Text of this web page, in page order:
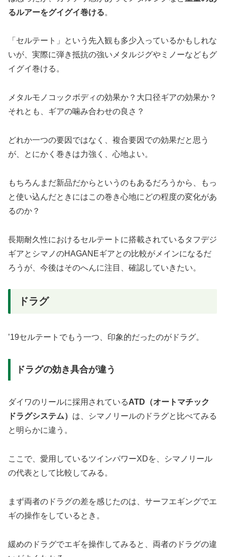
るルアーをグイグイ巻ける。
「セルテート」という先入観も多少入っているかもしれな
いが、実際に弾き抵抗の強いメタルジグやミノーなどもグ
イグイ巻ける。
メタルモノコックボディの効果か？大口径ギアの効果か？
それとも、ギアの噛み合わせの良さ？
どれか一つの要因ではなく、複合要因での効果だと思う
が、とにかく巻きは力強く、心地よい。
もちろんまだ新品だからというのもあるだろうから、もっ
と使い込んだときにはこの巻き心地にどの程度の変化があ
るのか？
長期耐久性におけるセルテートに搭載されているタフデジ
ギアとシマノのHAGANEギアとの比較がメインになるだ
ろうが、今後はそのへんに注目、確認していきたい。
ドラグ
’19セルテートでもう一つ、印象的だったのがドラグ。
ドラグの効き具合が違う
ダイワのリールに採用されているATD（オートマチック
ドラグシステム） は、シマノリールのドラグと比べてみる
と明らかに違う。
ここで、愛用しているツインパワーXDを、シマノリール
の代表として比較してみる。
まず両者のドラグの差を感じたのは、サーフエギングでエ
ギの操作をしているとき。
緩めのドラグでエギを操作してみると、両者のドラグの違